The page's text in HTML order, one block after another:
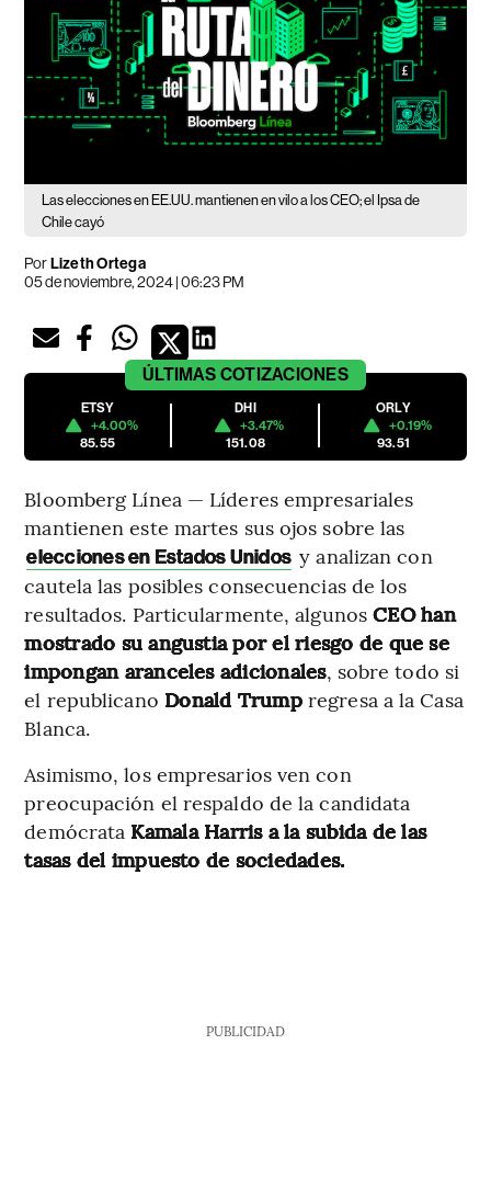
Las elecciones en EE.UU. mantienen en vilo a los CEO; el Ipsa de
Chile cayó
PorLizeth Ortega
05 de noviembre, 2024 | 06:23 PM
ÚLTIMAS COTIZACIONES
ETSY
+4.00%
85.55
DHI
+3.47%
151.08
ORLY
+0.19%
93.51
Bloomberg Línea — Líderes empresariales
mantienen este martes sus ojos sobre las
elecciones en Estados Unidos y analizan con
cautela las posibles consecuencias de los
resultados. Particularmente, algunos CEO han
mostrado su angustia por el riesgo de que se
impongan aranceles adicionales, sobre todo si
el republicano Donald Trumpregresa a la Casa
Blanca.
Asimismo, los empresarios ven con
preocupación el respaldo de la candidata
demócrata Kamala Harris a la subida de las
tasas del impuesto de sociedades.
PUBLICIDAD